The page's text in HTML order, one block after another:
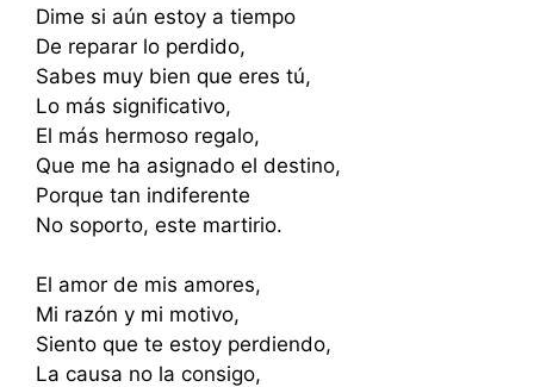
Dime si aún estoy a tiempo
De reparar lo perdido,
Sabes muy bien que eres tú,
Lo más significativo,
El más hermoso regalo,
Que me ha asignado el destino,
Porque tan indiferente
No soporto, este martirio.
El amor de mis amores,
Mi razón y mi motivo,
Siento que te estoy perdiendo,
La causa no la consigo,